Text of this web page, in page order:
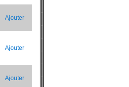
Ajouter
Ajouter
Ajouter